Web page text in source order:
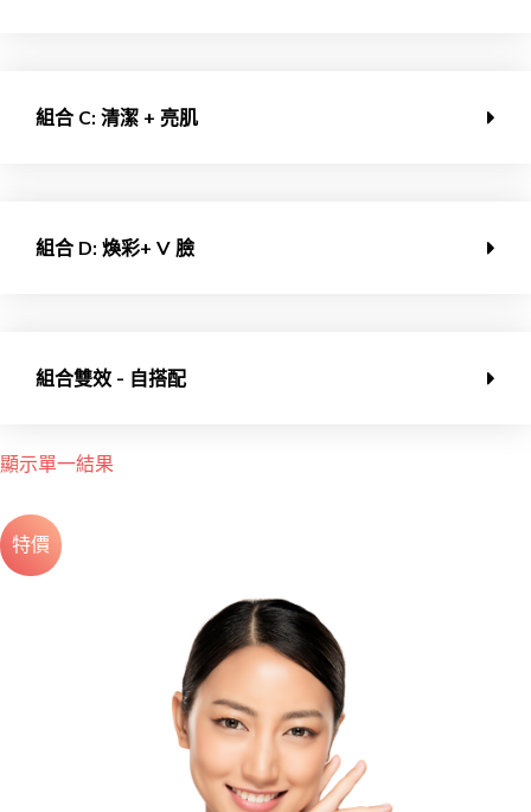
組合 C: 清潔 + 亮肌
組合 D: 煥彩+ V 臉
組合雙效 - 自搭配
顯示單一結果
特價